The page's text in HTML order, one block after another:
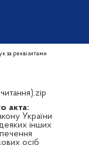
за реквізитами
акта:
України
інших
осіб